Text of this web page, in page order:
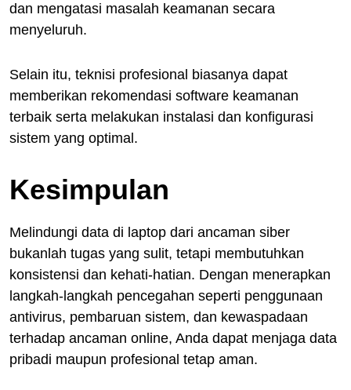
dan mengatasi masalah keamanan secara
menyeluruh.
Selain itu, teknisi profesional biasanya dapat
memberikan rekomendasi software keamanan
terbaik serta melakukan instalasi dan konfigurasi
sistem yang optimal.
Kesimpulan
Melindungi data di laptop dari ancaman siber
bukanlah tugas yang sulit, tetapi membutuhkan
konsistensi dan kehati-hatian. Dengan menerapkan
langkah-langkah pencegahan seperti penggunaan
antivirus, pembaruan sistem, dan kewaspadaan
terhadap ancaman online, Anda dapat menjaga data
pribadi maupun profesional tetap aman.